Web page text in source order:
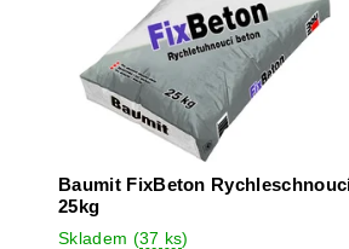
Baumit FixBeton
25kg
Skladem (37 ks)